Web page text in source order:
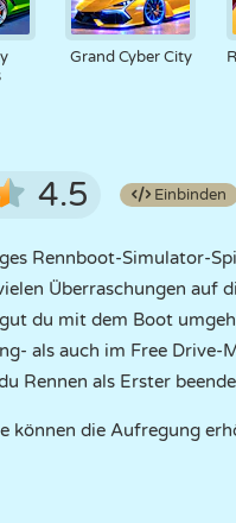
Grand Cyber City
4.5 Einbinden
Rennboot-Simulator-
Überraschungen auf
du mit dem Boot
als auch im Free Drive-
Rennen als Erster
können die Aufregung